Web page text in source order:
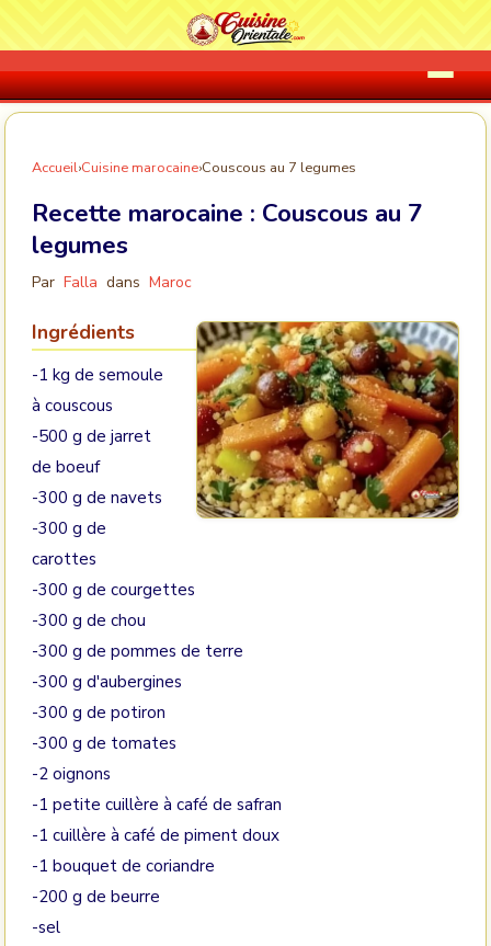
Accueil›Cuisine marocaine›Couscous au 7 legumes
Recette marocaine : Couscous au 7
legumes
Par Falla dans Maroc
Ingrédients
-1 kg de semoule
à couscous
-500 g de jarret
de boeuf
-300 g de navets
-300 g de
carottes
-300 g de courgettes
-300 g de chou
-300 g de pommes de terre
-300 g d'aubergines
-300 g de potiron
-300 g de tomates
-2 oignons
-1 petite cuillère à café de safran
-1 cuillère à café de piment doux
-1 bouquet de coriandre
-200 g de beurre
-sel